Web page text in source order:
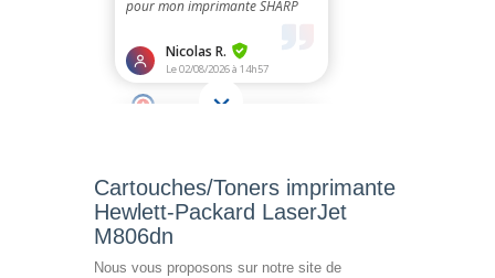
Cartouches/Toners imprimante
Hewlett-Packard LaserJet
M806dn
Nous vous proposons sur notre site de